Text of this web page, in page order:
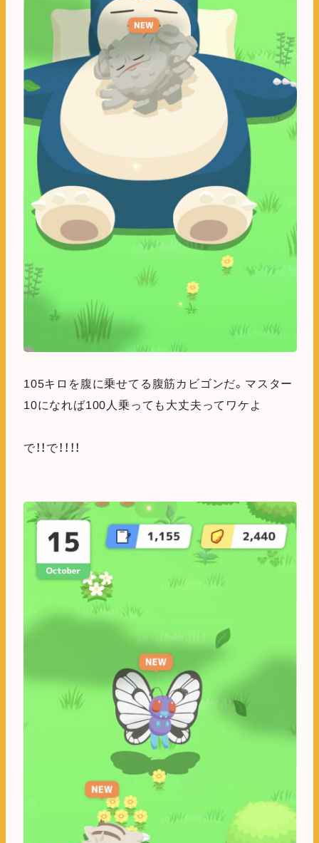
105キロを腹に乗せてる腹筋カビゴンだ。マスター
10になれば100人乗っても大丈夫ってワケよ
で！！で！！！！